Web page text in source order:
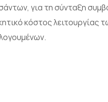
για τη σύνταξη
κόστος λειτουργίας